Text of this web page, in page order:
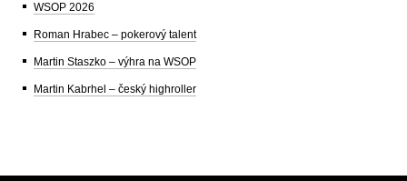
WSOP 2026
Roman Hrabec – pokerový talent
Martin Staszko – výhra na WSOP
Martin Kabrhel – český highroller